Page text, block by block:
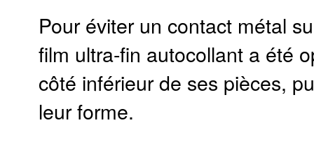
Pour éviter un contact métal
film ultra-fin autocollant a été
côté inférieur de ses pièces,
leur forme.